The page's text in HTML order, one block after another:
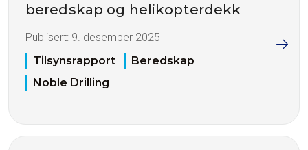
beredskap og helikopterdekk
Publisert: 9. desember 2025
Tilsynsrapport
Beredskap
Noble Drilling